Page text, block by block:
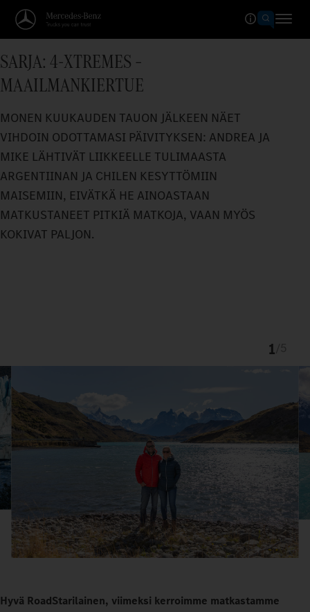
SARJA: 4-XTREMES –
MAAILMANKIERTUE
MONEN KUUKAUDEN TAUON JÄLKEEN NÄET
VIHDOIN ODOTTAMASI PÄIVITYKSEN: ANDREA JA
MIKE LÄHTIVÄT LIIKKEELLE TULIMAASTA
ARGENTIINAN JA CHILEN KESYTTÖMIIN
MAISEMIIN, EIVÄTKÄ HE AINOASTAAN
MATKUSTANEET PITKIÄ MATKOJA, VAAN MYÖS
KOKIVAT PALJON.
1
Hyvä RoadStarilainen, viimeksi kerroimme matkastamme